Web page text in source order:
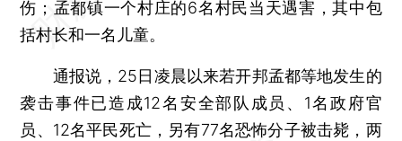
伤；孟都镇一个村庄的6名村民当天遇害，其中包
括村长和一名儿童。
通报说，25日凌晨以来若开邦孟都等地发生的
袭击事件已造成12名安全部队成员、1名政府官
员、12名平民死亡，另有77名恐怖分子被击毙，两